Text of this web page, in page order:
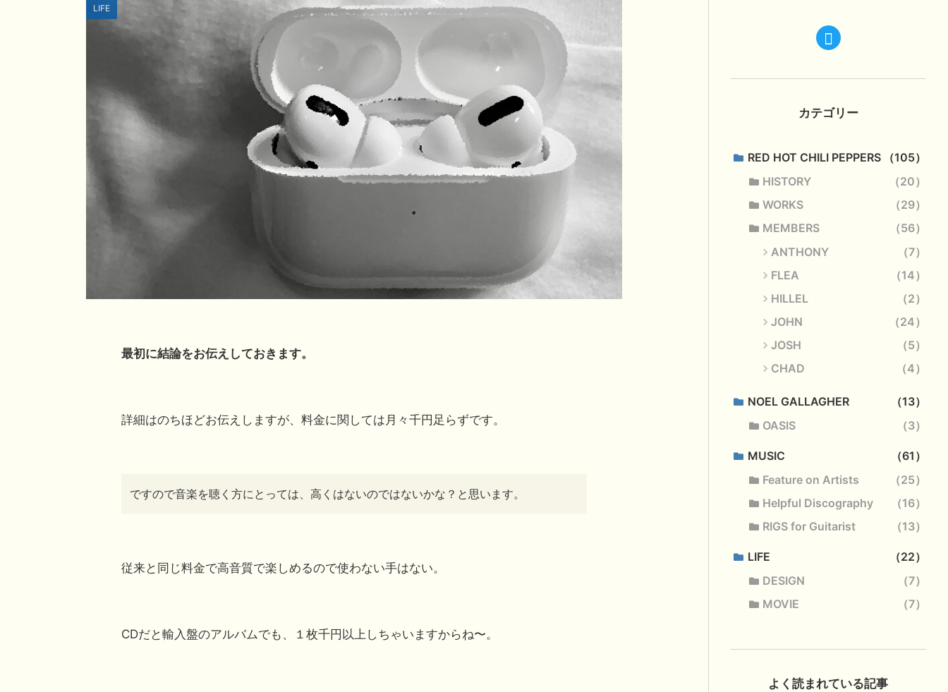
LIFE
最初に結論をお伝えしておきます。
詳細はのちほどお伝えしますが、料金に関しては月々千円足らずです。
ですので音楽を聴く方にとっては、高くはないのではないかな？と思います。
従来と同じ料金で高音質で楽しめるので使わない手はない。
CDだと輸入盤のアルバムでも、１枚千円以上しちゃいますからね〜。
カテゴリー
RED HOT CHILI PEPPERS
105
HISTORY
20
WORKS
29
MEMBERS
56
ANTHONY
7
FLEA
14
HILLEL
2
JOHN
24
JOSH
5
CHAD
4
NOEL GALLAGHER
13
OASIS
3
MUSIC
61
Feature on Artists
25
Helpful Discography
16
RIGS for Guitarist
13
LIFE
22
DESIGN
7
MOVIE
7
よく読まれている記事